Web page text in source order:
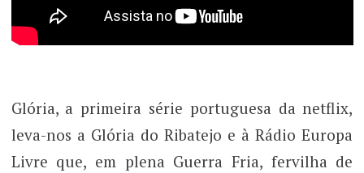
Glória, a primeira série portuguesa da netflix,
leva-nos a Glória do Ribatejo e à Rádio Europa
Livre que, em plena Guerra Fria, fervilha de